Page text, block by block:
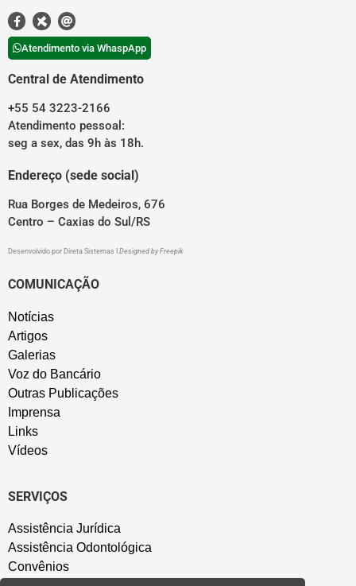
Atendimento via WhaspApp
Central de Atendimento
+55 54 3223-2166
Atendimento pessoal:
seg a sex, das 9h às 18h.
Endereço (sede social)
Rua Borges de Medeiros, 676
Centro – Caxias do Sul/RS
Desenvolvido por Direta Sistemas Designed by Freepik
COMUNICAÇÃO
Notícias
Artigos
Galerias
Voz do Bancário
Outras Publicações
Imprensa
Links
Vídeos
SERVIÇOS
Assistência Jurídica
Assistência Odontológica
Convênios